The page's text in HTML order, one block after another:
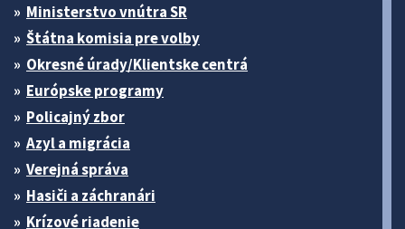
Ministerstvo vnútra SR
Štátna komisia pre volby
Okresné úrady/Klientske centrá
Európske programy
Policajný zbor
Azyl a migrácia
Verejná správa
Hasiči a záchranári
Krízové riadenie